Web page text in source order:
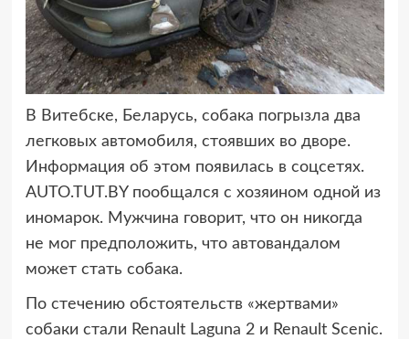
В Витебске, Беларусь, собака погрызла два
легковых автомобиля, стоявших во дворе.
Информация об этом появилась в соцсетях.
AUTO.TUT.BY пообщался с хозяином одной из
иномарок. Мужчина говорит, что он никогда
не мог предположить, что автовандалом
может стать собака.
По стечению обстоятельств «жертвами»
собаки стали Renault Laguna 2 и Renault Scenic.